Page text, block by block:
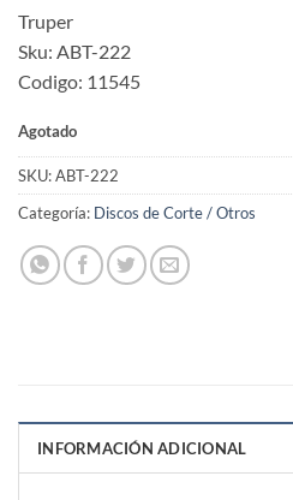
Truper
Sku: ABT-222
Codigo: 11545
Agotado
SKU:ABT-222
Categoría: Discos de Corte / Otros
INFORMACIÓN ADICIONAL